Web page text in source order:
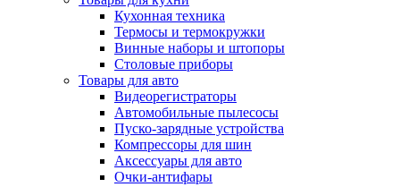
Кухонная техника
Термосы и термокружки
Винные наборы и штопоры
Столовые приборы
Товары для авто
Видеорегистраторы
Автомобильные пылесосы
Пуско-зарядные устройства
Компрессоры для шин
Аксессуары для авто
Очки-антифары